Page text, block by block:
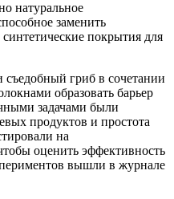
натуральное
заменить
покрытия для
гриб в сочетании
образовать барьер
задачами были
продуктов и простота
на
оценить эффективность
вышли в журнале